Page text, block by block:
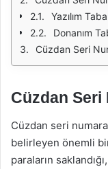
Yazılım
Donanım
Cüzdan Seri
Cüzdan Seri
Cüzdan seri
belirleyen önemli
paraların